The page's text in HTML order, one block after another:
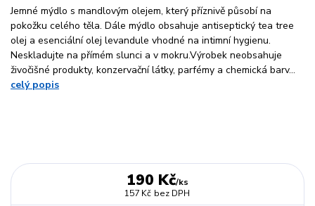
Jemné mýdlo s mandlovým olejem, který příznivě působí na
pokožku celého těla. Dále mýdlo obsahuje antiseptický tea tree
olej a esenciální olej levandule vhodné na intimní hygienu.
Neskladujte na přímém slunci a v mokru.Výrobek neobsahuje
živočišné produkty, konzervační látky, parfémy a chemická barv...
celý popis
190 Kč/ks
157 Kč bez DPH